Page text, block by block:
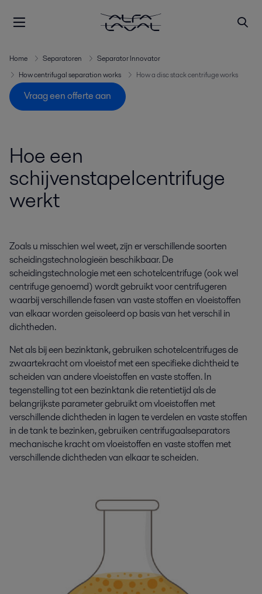
Home Separatoren
Separator Innovator
How centrifugal separation works
How a disc stack centrifuge works
Vraag een offerte aan
Hoe een
schijvenstapelcentrifuge
werkt
Zoals u misschien wel weet, zijn er verschillende soorten
scheidingstechnologieën beschikbaar. De
scheidingstechnologie met een schotelcentrifuge (ook wel
centrifuge genoemd) wordt gebruikt voor centrifugeren
waarbij verschillende fasen van vaste stoffen en vloeistoffen
van elkaar worden geïsoleerd op basis van het verschil in
dichtheden.
Net als bij een bezinktank, gebruiken schotelcentrifuges de
zwaartekracht om vloeistof met een specifieke dichtheid te
scheiden van andere vloeistoffen en vaste stoffen. In
tegenstelling tot een bezinktank die retentietijd als de
belangrijkste parameter gebruikt om vloeistoffen met
verschillende dichtheden in lagen te verdelen en vaste stoffen
in de tank te bezinken, gebruiken centrifugaalseparators
mechanische kracht om vloeistoffen en vaste stoffen met
verschillende dichtheden van elkaar te scheiden.